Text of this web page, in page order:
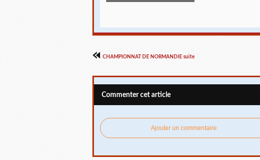
CHAMPIONNAT DE NORMANDIE suite
Commenter cet article
Ajouter un commentaire